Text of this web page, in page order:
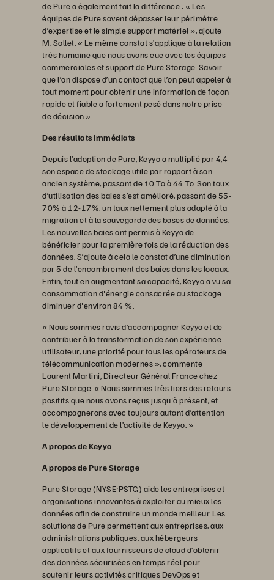
de Pure a également fait la différence : « Les
équipes de Pure savent dépasser leur périmètre
d’expertise et le simple support matériel », ajoute
M. Sollet. « Le même constat s’applique à la relation
très humaine que nous avons eue avec les équipes
commerciales et support de Pure Storage. Savoir
que l’on dispose d’un contact que l’on peut appeler à
tout moment pour obtenir une information de façon
rapide et fiable a fortement pesé dans notre prise
de décision ».
Des résultats immédiats
Depuis l’adoption de Pure, Keyyo a multiplié par 4,4
son espace de stockage utile par rapport à son
ancien système, passant de 10 To à 44 To. Son taux
d’utilisation des baies s’est amélioré, passant de 55-
70% à 12-17%, un taux nettement plus adapté à la
migration et à la sauvegarde des bases de données.
Les nouvelles baies ont permis à Keyyo de
bénéficier pour la première fois de la réduction des
données. S’ajoute à cela le constat d’une diminution
par 5 de l’encombrement des baies dans les locaux.
Enfin, tout en augmentant sa capacité, Keyyo a vu sa
consommation d'énergie consacrée au stockage
diminuer d'environ 84 %.
« Nous sommes ravis d’accompagner Keyyo et de
contribuer à la transformation de son expérience
utilisateur, une priorité pour tous les opérateurs de
télécommunication modernes », commente
Laurent Martini, Directeur Général France chez
Pure Storage. « Nous sommes très fiers des retours
positifs que nous avons reçus jusqu'à présent, et
accompagnerons avec toujours autant d’attention
le développement de l’activité de Keyyo. »
A propos de Keyyo
A propos de Pure Storage
Pure Storage (NYSE:PSTG) aide les entreprises et
organisations innovantes à exploiter au mieux les
données afin de construire un monde meilleur. Les
solutions de Pure permettent aux entreprises, aux
administrations publiques, aux hébergeurs
applicatifs et aux fournisseurs de cloud d’obtenir
des données sécurisées en temps réel pour
soutenir leurs activités critiques DevOps et